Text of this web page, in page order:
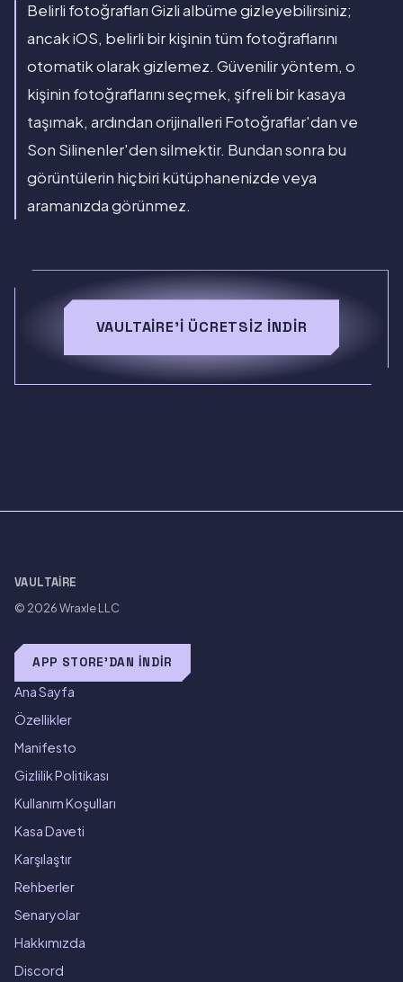
Belirli fotoğrafları Gizli albüme gizleyebilirsiniz;
ancak iOS, belirli bir kişinin tüm fotoğraflarını
otomatik olarak gizlemez. Güvenilir yöntem, o
kişinin fotoğraflarını seçmek, şifreli bir kasaya
taşımak, ardından orijinalleri Fotoğraflar'dan ve
Son Silinenler'den silmektir. Bundan sonra bu
görüntülerin hiçbiri kütüphanenizde veya
aramanızda görünmez.
VAULTAIRE'I ÜCRETSIZ İNDIR
VAULTAIRE
© 2026Wraxle LLC
APP STORE'DAN İNDIR
Ana Sayfa
Özellikler
Manifesto
Gizlilik Politikası
Kullanım Koşulları
Kasa Daveti
Karşılaştır
Rehberler
Senaryolar
Hakkımızda
Discord